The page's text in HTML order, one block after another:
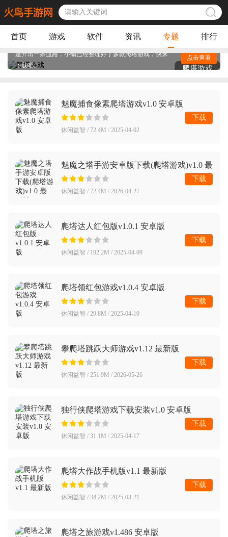
首页 游戏 软件 资讯 专题 排行
爬塔游戏
爬塔游戏主要就是爬塔玩法，游戏里的玩法大部分都是玩
家要选择比自己弱的对手进行挑战，挑战成功后就可以获
得相关的奖励进行升级，但是选择对手的路线也是有技巧
和策略的，这就看玩家的选择了，是稳步提升稳扎稳打还
是开出一条血路，小编已经整理好了多款爬塔游戏，快来
下载吧。
点击查看
魅魔捕食像素爬塔游戏v1.0 安卓版
休闲益智 / 72.4M / 2025-04-02
下载
魅魔之塔手游安卓版下载(爬塔游戏)v1.0 最
新版
休闲益智 / 72.4M / 2026-04-27
下载
爬塔达人红包版v1.0.1 安卓版
休闲益智 / 192.2M / 2025-04-09
下载
爬塔领红包游戏v1.0.4 安卓版
休闲益智 / 29.8M / 2025-04-10
下载
攀爬塔跳跃大师游戏v1.12 最新版
休闲益智 / 251.9M / 2026-05-26
下载
独行侠爬塔游戏下载安装v1.0 安卓版
休闲益智 / 31.1M / 2025-04-17
下载
爬塔大作战手机版v1.1 最新版
休闲益智 / 34.2M / 2025-03-21
下载
爬塔之旅游戏v1.486 安卓版